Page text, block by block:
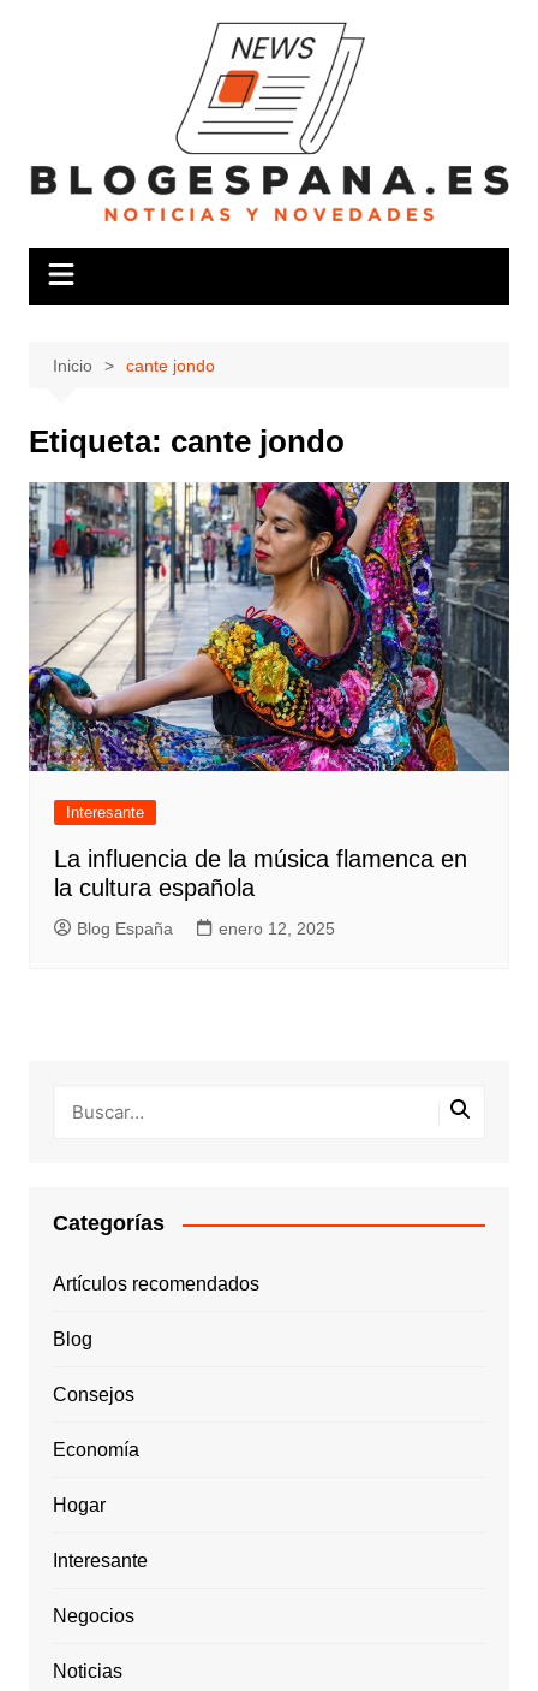
Inicio cante jondo
Etiqueta: cante jondo
Interesante
La influencia de la música flamenca en
la cultura española
Blog España enero 12, 2025
Categorías
Artículos recomendados
Blog
Consejos
Economía
Hogar
Interesante
Negocios
Noticias